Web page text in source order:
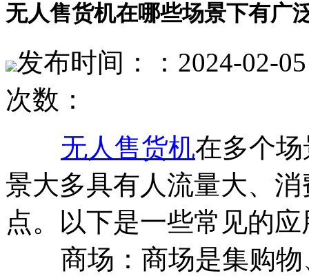
无人售货机在哪些场景下有广
发布时间：：2024-02-
次数：
无人售货机在多个
景大多具有人流量大、
点。以下是一些常见的
商场：商场是集购物